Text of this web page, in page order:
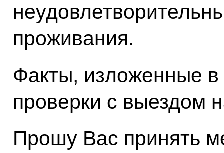
проживания.
Факты, изложенные
проверки с выездом
Прошу Вас принять